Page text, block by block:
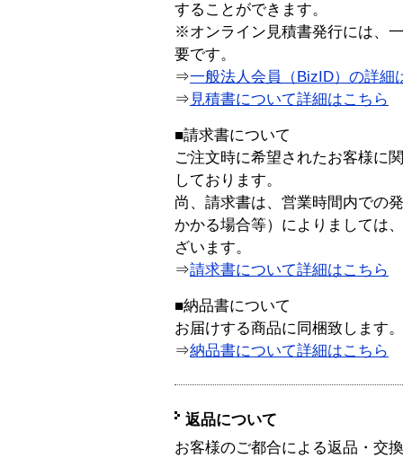
することができます。
※オンライン見積書発行には、
要です。
⇒一般法人会員（BizID）の詳細
⇒ 見積書について詳細はこちら
■請求書について
ご注文時に希望されたお客様に
しております。
尚、請求書は、営業時間内での
かかる場合等）によりましては
ざいます。
⇒請求書について詳細はこちら
■納品書について
お届けする商品に同梱致します。
⇒納品書について詳細はこちら
返品について
お客様のご都合による返品・交